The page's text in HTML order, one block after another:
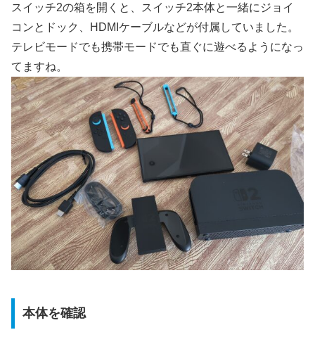
スイッチ2の箱を開くと、スイッチ2本体と一緒にジョイ
コンとドック、HDMIケーブルなどが付属していました。
テレビモードでも携帯モードでも直ぐに遊べるようになっ
てますね。
本体を確認